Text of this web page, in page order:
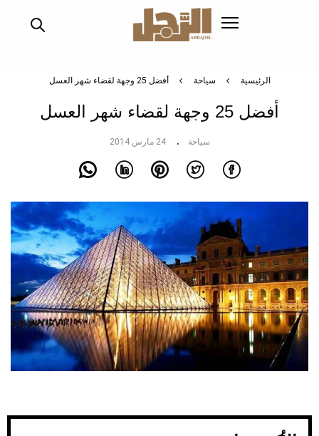
الرئيسية سياحة أفضل 25 وجهة لقضاء شهر العسل
أفضل 25 وجهة لقضاء شهر العسل
سياحة 24 مارس 2014